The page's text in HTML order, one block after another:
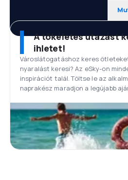
A tökéletes utazást
ihletet!
Városlátogatáshoz keres
nyaralást keresi? Az eSky-on
inspirációt talál. Töltse le az
naprakész maradjon a legújabb